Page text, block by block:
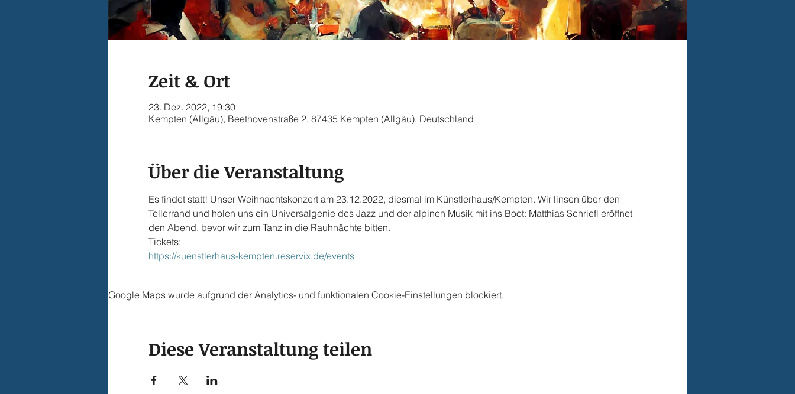
Zeit & Ort
23. Dez. 2022, 19:30
Kempten (Allgäu), Beethovenstraße 2, 87435 Kempten (Allgäu), Deutschland
Über die Veranstaltung
Es findet statt! Unser Weihnachtskonzert am 23.12.2022, diesmal im Künstlerhaus/Kempten. Wir linsen über den
Tellerrand und holen uns ein Universalgenie des Jazz und der alpinen Musik mit ins Boot: Matthias Schriefl eröffnet
den Abend, bevor wir zum Tanz in die Rauhnächte bitten.
Tickets:
https://kuenstlerhaus-kempten.reservix.de/events
Google Maps wurde aufgrund der Analytics- und funktionalen Cookie-Einstellungen blockiert.
Diese Veranstaltung teilen